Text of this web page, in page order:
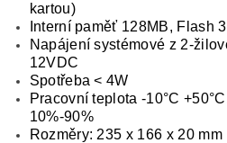
kartou)
Interní paměť 128MB, Flash
Napájení systémové z 2-
12VDC
Spotřeba < 4W
Pracovní teplota -10°C
10%-90%
Rozměry: 235 x 166 x 20 mm